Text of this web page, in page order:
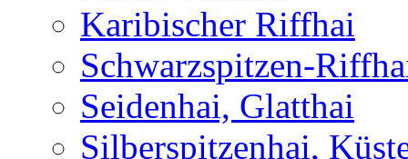
Karibischer Riffhai
Schwarzspitzen-
Seidenhai, Glatthai
Silberspitzenhai,